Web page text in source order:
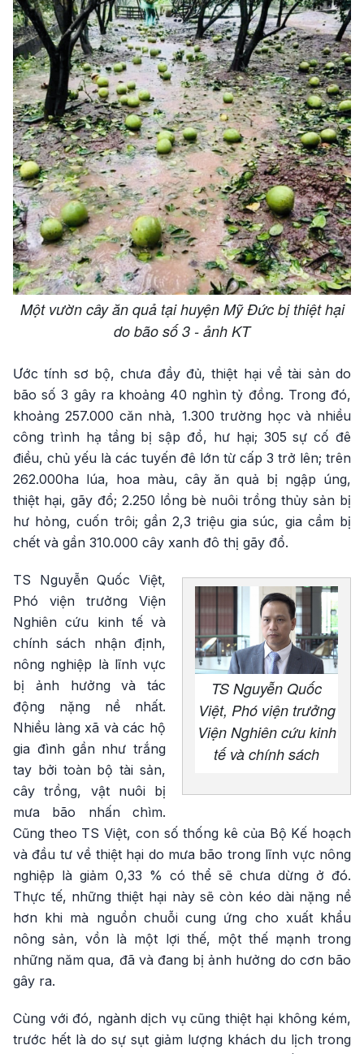
Một vườn cây ăn quả tại huyện Mỹ Đức bị thiệt hại
do bão số 3 - ảnh KT
Ước tính sơ bộ, chưa đầy đủ, thiệt hại về tài sản do
bão số 3 gây ra khoảng 40 nghìn tỷ đồng. Trong đó,
khoảng 257.000 căn nhà, 1.300 trường học và nhiều
công trình hạ tầng bị sập đổ, hư hại; 305 sự cố đê
điều, chủ yếu là các tuyến đê lớn từ cấp 3 trở lên; trên
262.000ha lúa, hoa màu, cây ăn quả bị ngập úng,
thiệt hại, gãy đổ; 2.250 lồng bè nuôi trồng thủy sản bị
hư hỏng, cuốn trôi; gần 2,3 triệu gia súc, gia cầm bị
chết và gần 310.000 cây xanh đô thị gãy đổ.
TS Nguyễn Quốc
Việt, Phó viện trưởng
Viện Nghiên cứu kinh
tế và chính sách
TS Nguyễn Quốc Việt,
Phó viện trưởng Viện
Nghiên cứu kinh tế và
chính sách nhận định,
nông nghiệp là lĩnh vực
bị ảnh hưởng và tác
động nặng nề nhất.
Nhiều làng xã và các hộ
gia đình gần như trắng
tay bởi toàn bộ tài sản,
cây trồng, vật nuôi bị
mưa bão nhấn chìm.
Cũng theo TS Việt, con số thống kê của Bộ Kế hoạch
và đầu tư về thiệt hại do mưa bão trong lĩnh vực nông
nghiệp là giảm 0,33 % có thể sẽ chưa dừng ở đó.
Thực tế, những thiệt hại này sẽ còn kéo dài nặng nề
hơn khi mà nguồn chuỗi cung ứng cho xuất khẩu
nông sản, vồn là một lợi thế, một thế mạnh trong
những năm qua, đã và đang bị ảnh hưởng do cơn bão
gây ra.
Cùng với đó, ngành dịch vụ cũng thiệt hại không kém,
trước hết là do sự sụt giảm lượng khách du lịch trong